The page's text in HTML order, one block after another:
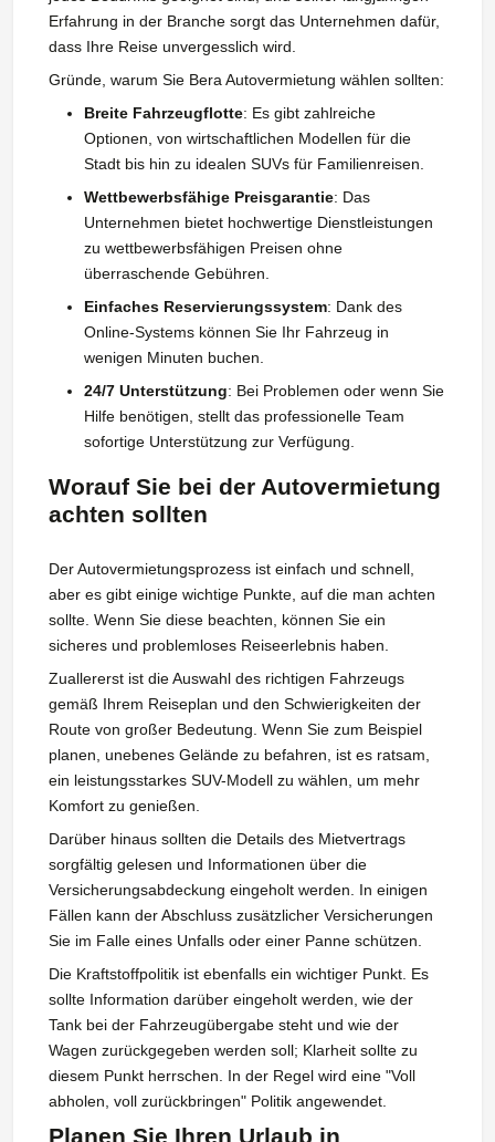
Erfahrung in der Branche sorgt das Unternehmen dafür,
dass Ihre Reise unvergesslich wird.
Gründe, warum Sie Bera Autovermietung wählen sollten:
Breite Fahrzeugflotte: Es gibt zahlreiche
Optionen, von wirtschaftlichen Modellen für die
Stadt bis hin zu idealen SUVs für Familienreisen.
Wettbewerbsfähige Preisgarantie: Das
Unternehmen bietet hochwertige Dienstleistungen
zu wettbewerbsfähigen Preisen ohne
überraschende Gebühren.
Einfaches Reservierungssystem: Dank des
Online-Systems können Sie Ihr Fahrzeug in
wenigen Minuten buchen.
24/7 Unterstützung: Bei Problemen oder wenn Sie
Hilfe benötigen, stellt das professionelle Team
sofortige Unterstützung zur Verfügung.
Worauf Sie bei der Autovermietung
achten sollten
Der Autovermietungsprozess ist einfach und schnell,
aber es gibt einige wichtige Punkte, auf die man achten
sollte. Wenn Sie diese beachten, können Sie ein
sicheres und problemloses Reiseerlebnis haben.
Zuallererst ist die Auswahl des richtigen Fahrzeugs
gemäß Ihrem Reiseplan und den Schwierigkeiten der
Route von großer Bedeutung. Wenn Sie zum Beispiel
planen, unebenes Gelände zu befahren, ist es ratsam,
ein leistungsstarkes SUV-Modell zu wählen, um mehr
Komfort zu genießen.
Darüber hinaus sollten die Details des Mietvertrags
sorgfältig gelesen und Informationen über die
Versicherungsabdeckung eingeholt werden. In einigen
Fällen kann der Abschluss zusätzlicher Versicherungen
Sie im Falle eines Unfalls oder einer Panne schützen.
Die Kraftstoffpolitik ist ebenfalls ein wichtiger Punkt. Es
sollte Information darüber eingeholt werden, wie der
Tank bei der Fahrzeugübergabe steht und wie der
Wagen zurückgegeben werden soll; Klarheit sollte zu
diesem Punkt herrschen. In der Regel wird eine "Voll
abholen, voll zurückbringen" Politik angewendet.
Planen Sie Ihren Urlaub in